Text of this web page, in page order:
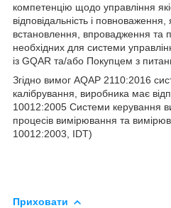
компетенцію щодо управління
відповідальність і
встановлення, впровадження та
необхідних для системи
із GQAR та/або Покупцем з
Згідно вимог AQAP 2110:2016
калібрування, виробника має
10012:2005 Системи керування
процесів вимірювання та
10012:2003, ІDT)
Приховати